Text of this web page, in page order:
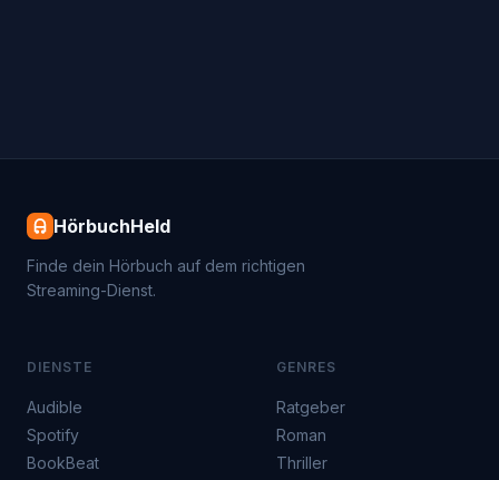
HörbuchHeld
Finde dein Hörbuch auf dem richtigen
Streaming-Dienst.
DIENSTE
Audible
Spotify
BookBeat
GENRES
Ratgeber
Roman
Thriller